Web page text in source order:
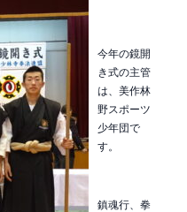
今年の鏡開
き式の主管
は、美作林
野スポーツ
少年団で
す。
鎮魂行、拳